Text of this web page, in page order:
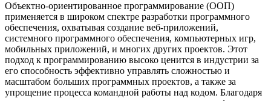
Объектно-ориентированное программирование (ООП)
применяется в широком спектре разработки программного
обеспечения, охватывая создание веб-приложений,
системного программного обеспечения, компьютерных игр,
мобильных приложений, и многих других проектов. Этот
подход к программированию высоко ценится в индустрии за
его способность эффективно управлять сложностью и
масштабом больших программных проектов, а также за
упрощение процесса командной работы над кодом. Благодаря